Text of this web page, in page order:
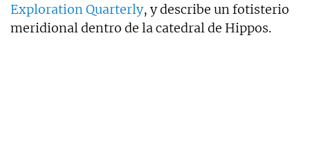
Exploration Quarterly, y describe un fotisterio
meridional dentro de la catedral de Hippos.